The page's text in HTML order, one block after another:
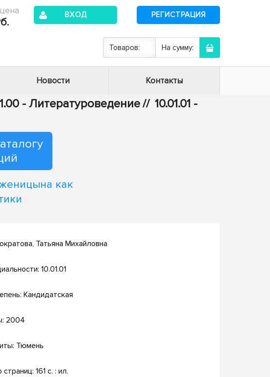
ВХОД РЕГИСТРАЦИЯ
Товаров: На сумму:
Новости Контакты
- Литературоведение// 10.01.01 -
как
Татьяна Михайловна
10.01.01
Кандидатская
2004
Тюмень
страниц: 161 с. : ил.